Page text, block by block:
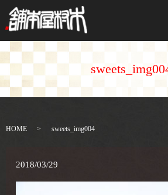
HOME sweets_img004
2018/03/29